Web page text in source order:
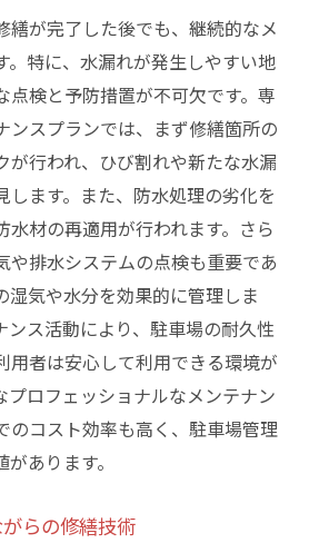
繕が完了した後でも、継続的なメ
。特に、水漏れが発生しやすい地
点検と予防措置が不可欠です。専
ンスプランでは、まず修繕箇所の
が行われ、ひび割れや新たな水漏
します。また、防水処理の劣化を
水材の再適用が行われます。さら
や排水システムの点検も重要であ
湿気や水分を効果的に管理しま
ンス活動により、駐車場の耐久性
用者は安心して利用できる環境が
プロフェッショナルなメンテナン
のコスト効率も高く、駐車場管理
あります。
らの修繕技術